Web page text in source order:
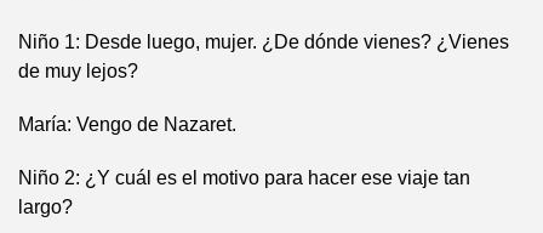
Niño 1: Desde luego, mujer. ¿De dónde vienes? ¿Vienes
de muy lejos?
María: Vengo de Nazaret.
Niño 2: ¿Y cuál es el motivo para hacer ese viaje tan
largo?